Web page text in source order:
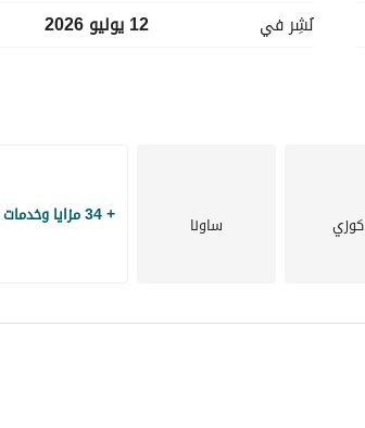
نُشِر في
12 يوليو 2026
ساونا + 34 مزايا وخدمات